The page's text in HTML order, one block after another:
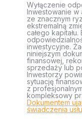
Wyłączenie
Inwestowanie
ze znacznym
ekstremalną
całego
inwestycyjne.
niniejszym
finansowej,
sprzedaży lub
Inwestorzy
sytuację
z
kompleksowy
Dokumentem
świadczenia